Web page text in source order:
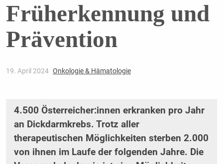
Früherkennung und
Prävention
19. April 2024 Onkologie & Hämatologie
4.500 Österreicher:innen erkranken pro Jahr
an Dickdarmkrebs. Trotz aller
therapeutischen Möglichkeiten sterben 2.000
von ihnen im Laufe der folgenden Jahre. Die